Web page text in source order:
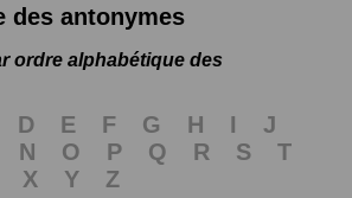
des antonymes
ordre alphabétique des
D E F G H I
J
N O P Q R S
T
X Y Z